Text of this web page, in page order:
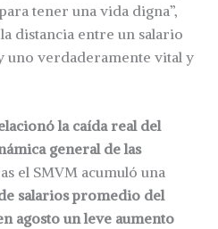
tener una vida digna”,
distancia entre un salario
uno verdaderamente vital y
la caída real del
general de las
el SMVM acumuló una
salarios promedio del
agosto un leve aumento